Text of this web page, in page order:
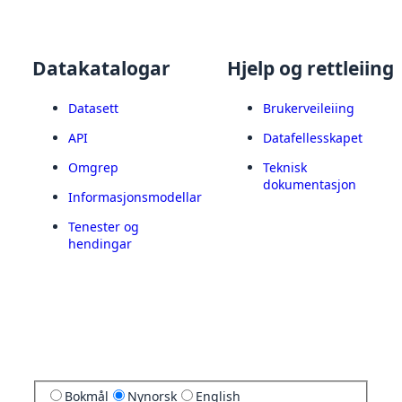
Datakatalogar
Datasett
API
Omgrep
Informasjonsmodellar
Tenester og
hendingar
Hjelp og rettleiing
Brukerveileiing
Datafellesskapet
Teknisk
dokumentasjon
Bokmål Nynorsk English